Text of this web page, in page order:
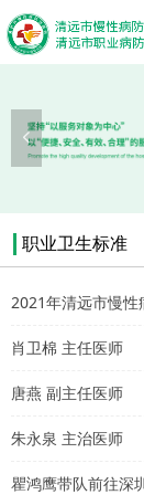
넳
职业卫生标准
2021年清远市慢
肖卫棉 主任医师
唐燕 副主任医师
朱永泉 主治医师